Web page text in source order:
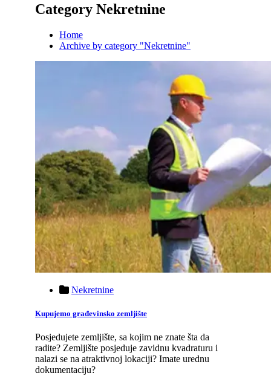
Category Nekretnine
Home
Archive by category "Nekretnine"
Nekretnine
Kupujemo građevinsko zemljište
Posjedujete zemljište, sa kojim ne znate šta da
radite? Zemljište posjeduje zavidnu kvadraturu i
nalazi se na atraktivnoj lokaciji? Imate urednu
dokumentaciju?